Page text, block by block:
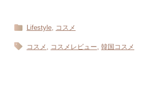
Lifestyle コスメ
コスメ コスメレビュー 韓国コスメ